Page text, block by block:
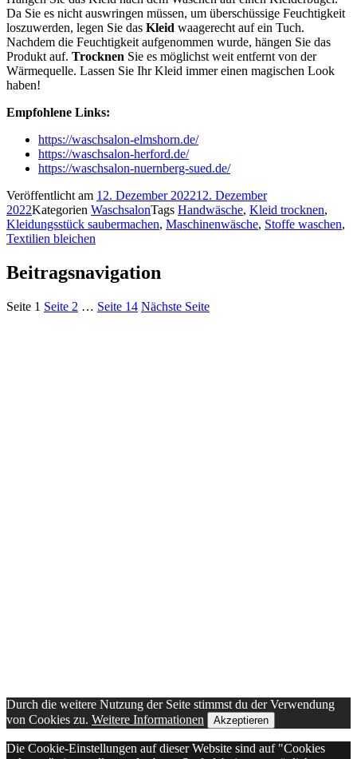
Da Sie es nicht auswringen müssen, um überschüssige Feuchtigkeit
loszuwerden, legen Sie das Kleid waagerecht auf ein Tuch.
Nachdem die Feuchtigkeit aufgenommen wurde, hängen Sie das
Produkt auf. Trocknen Sie es möglichst weit entfernt von der
Wärmequelle. Lassen Sie Ihr Kleid immer einen magischen Look
haben!
Empfohlene Links:
https://waschsalon-elmshorn.de/
https://waschsalon-herford.de/
https://waschsalon-nuernberg-sued.de/
Veröffentlicht am 12. Dezember 202212. Dezember
2022Kategorien WaschsalonTags Handwäsche, Kleid trocknen,
Kleidungsstück saubermachen, Maschinenwäsche, Stoffe waschen,
Textilien bleichen
Beitragsnavigation
Seite 1 Seite 2 … Seite 14 Nächste Seite
Durch die weitere Nutzung der Seite stimmst du der Verwendung
von Cookies zu. Weitere Informationen Akzeptieren
Die Cookie-Einstellungen auf dieser Website sind auf "Cookies